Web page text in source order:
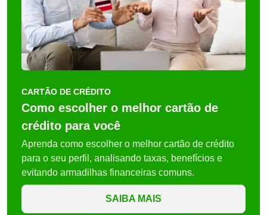
CARTÃO DE CRÉDITO
Como escolher o melhor cartão de
crédito para você
Aprenda como escolher o melhor cartão de crédito
para o seu perfil, analisando taxas, benefícios e
evitando armadilhas financeiras comuns.
SAIBA MAIS